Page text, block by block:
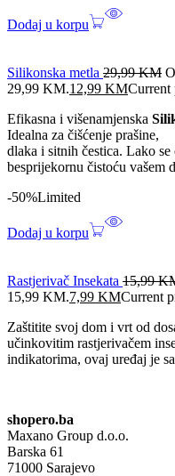
Dodaj u korpu
Silikonska metla 29,99KM
29,99 KM.12,99 KMCurrent
Efikasna i višenamjenska
Idealna za čišćenje prašine,
dlaka i sitnih čestica. Lako
besprijekornu čistoću vašem
-50%Limited
Dodaj u korpu
Rastjerivač Insekata 15,99
15,99 KM.7,99 KMCurrent
Zaštitite svoj dom i vrt od
učinkovitim rastjerivačem
indikatorima, ovaj uređaj je
shopero.ba
Maxano Group d.o.o.
Barska 61
71000 Sarajevo